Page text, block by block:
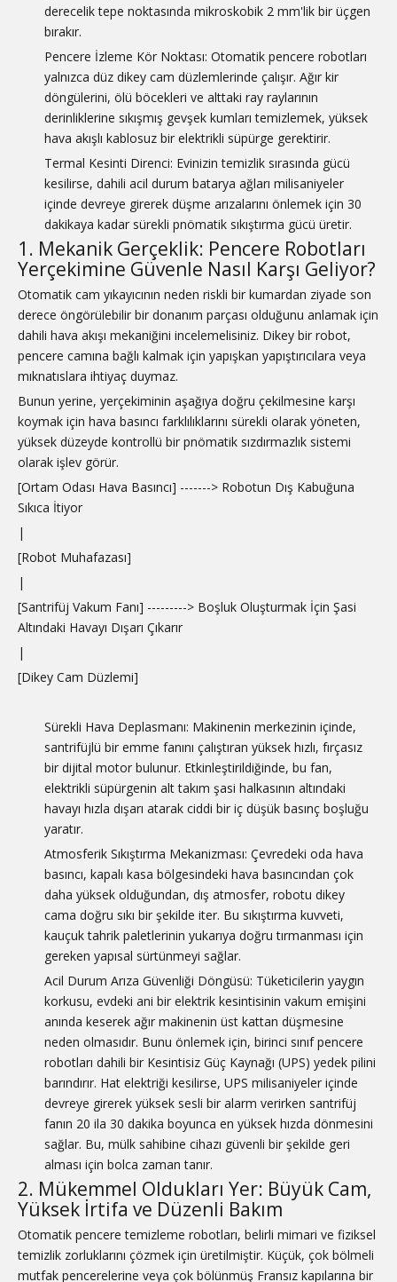
derecelik tepe noktasında mikroskobik 2 mm'lik bir üçgen
bırakır.
Pencere İzleme Kör Noktası: Otomatik pencere robotları
yalnızca düz dikey cam düzlemlerinde çalışır. Ağır kir
döngülerini, ölü böcekleri ve alttaki ray raylarının
derinliklerine sıkışmış gevşek kumları temizlemek, yüksek
hava akışlı kablosuz bir elektrikli süpürge gerektirir.
Termal Kesinti Direnci: Evinizin temizlik sırasında gücü
kesilirse, dahili acil durum batarya ağları milisaniyeler
içinde devreye girerek düşme arızalarını önlemek için 30
dakikaya kadar sürekli pnömatik sıkıştırma gücü üretir.
1. Mekanik Gerçeklik: Pencere Robotları
Yerçekimine Güvenle Nasıl Karşı Geliyor?
Otomatik cam yıkayıcının neden riskli bir kumardan ziyade son
derece öngörülebilir bir donanım parçası olduğunu anlamak için
dahili hava akışı mekaniğini incelemelisiniz. Dikey bir robot,
pencere camına bağlı kalmak için yapışkan yapıştırıcılara veya
mıknatıslara ihtiyaç duymaz.
Bunun yerine, yerçekiminin aşağıya doğru çekilmesine karşı
koymak için hava basıncı farklılıklarını sürekli olarak yöneten,
yüksek düzeyde kontrollü bir pnömatik sızdırmazlık sistemi
olarak işlev görür.
[Ortam Odası Hava Basıncı] -------> Robotun Dış Kabuğuna
Sıkıca İtiyor
|
[Robot Muhafazası]
|
[Santrifüj Vakum Fanı] ---------> Boşluk Oluşturmak İçin Şasi
Altındaki Havayı Dışarı Çıkarır
|
[Dikey Cam Düzlemi]
Sürekli Hava Deplasmanı: Makinenin merkezinin içinde,
santrifüjlü bir emme fanını çalıştıran yüksek hızlı, fırçasız
bir dijital motor bulunur. Etkinleştirildiğinde, bu fan,
elektrikli süpürgenin alt takım şasi halkasının altındaki
havayı hızla dışarı atarak ciddi bir iç düşük basınç boşluğu
yaratır.
Atmosferik Sıkıştırma Mekanizması: Çevredeki oda hava
basıncı, kapalı kasa bölgesindeki hava basıncından çok
daha yüksek olduğundan, dış atmosfer, robotu dikey
cama doğru sıkı bir şekilde iter. Bu sıkıştırma kuvveti,
kauçuk tahrik paletlerinin yukarıya doğru tırmanması için
gereken yapısal sürtünmeyi sağlar.
Acil Durum Arıza Güvenliği Döngüsü: Tüketicilerin yaygın
korkusu, evdeki ani bir elektrik kesintisinin vakum emişini
anında keserek ağır makinenin üst kattan düşmesine
neden olmasıdır. Bunu önlemek için, birinci sınıf pencere
robotları dahili bir Kesintisiz Güç Kaynağı (UPS) yedek pilini
barındırır. Hat elektriği kesilirse, UPS milisaniyeler içinde
devreye girerek yüksek sesli bir alarm verirken santrifüj
fanın 20 ila 30 dakika boyunca en yüksek hızda dönmesini
sağlar. Bu, mülk sahibine cihazı güvenli bir şekilde geri
alması için bolca zaman tanır.
2. Mükemmel Oldukları Yer: Büyük Cam,
Yüksek İrtifa ve Düzenli Bakım
Otomatik pencere temizleme robotları, belirli mimari ve fiziksel
temizlik zorluklarını çözmek için üretilmiştir. Küçük, çok bölmeli
mutfak pencerelerine veya çok bölünmüş Fransız kapılarına bir